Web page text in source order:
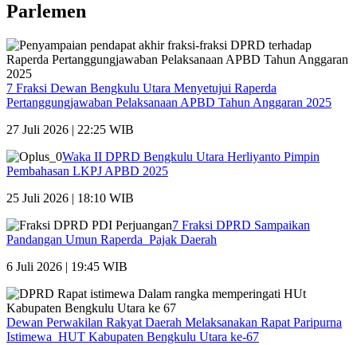
Parlemen
7 Fraksi Dewan Bengkulu Utara Menyetujui Raperda
Pertanggungjawaban Pelaksanaan APBD Tahun Anggaran 2025
27 Juli 2026 | 22:25 WIB
Waka II DPRD Bengkulu Utara Herliyanto Pimpin
Pembahasan LKPJ APBD 2025
25 Juli 2026 | 18:10 WIB
7 Fraksi DPRD Sampaikan
Pandangan Umun Raperda Pajak Daerah
6 Juli 2026 | 19:45 WIB
Dewan Perwakilan Rakyat Daerah Melaksanakan Rapat Paripurna
Istimewa HUT Kabupaten Bengkulu Utara ke-67